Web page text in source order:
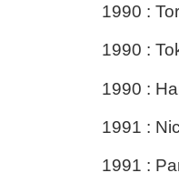
1990 :
1990 :
1990 :
1991 :
1991 :